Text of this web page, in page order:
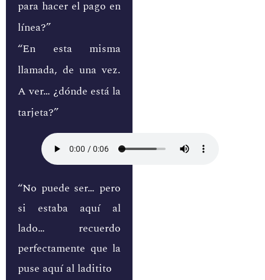
para hacer el pago en
línea?”
“En esta misma
llamada, de una vez.
A ver… ¿dónde está la
tarjeta?”
“No puede ser… pero
si estaba aquí al
lado… recuerdo
perfectamente que la
puse aquí al laditito